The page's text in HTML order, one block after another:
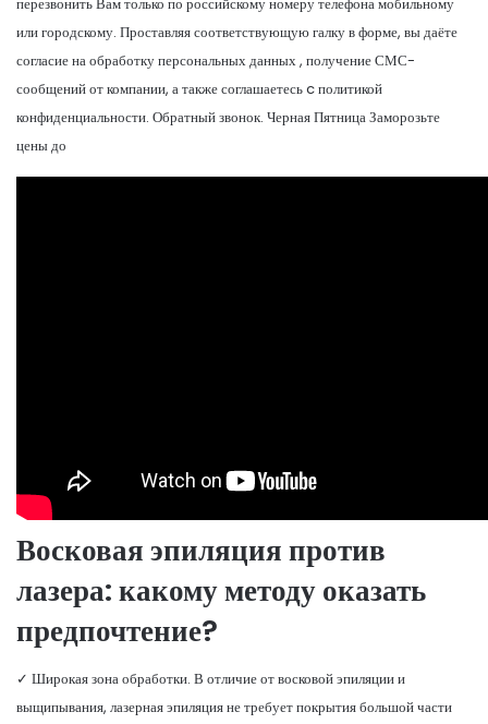
или городскому. Проставляя соответствующую галку в форме, вы даёте
согласие на обработку персональных данных , получение СМС-
сообщений от компании, а также соглашаетесь c политикой
конфиденциальности. Обратный звонок. Черная Пятница Заморозьте
цены до
Восковая эпиляция против
лазера: какому методу оказать
предпочтение?
✓ Широкая зона обработки. В отличие от восковой эпиляции и
выщипывания, лазерная эпиляция не требует покрытия большой части